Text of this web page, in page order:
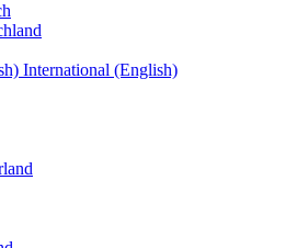
International (English)